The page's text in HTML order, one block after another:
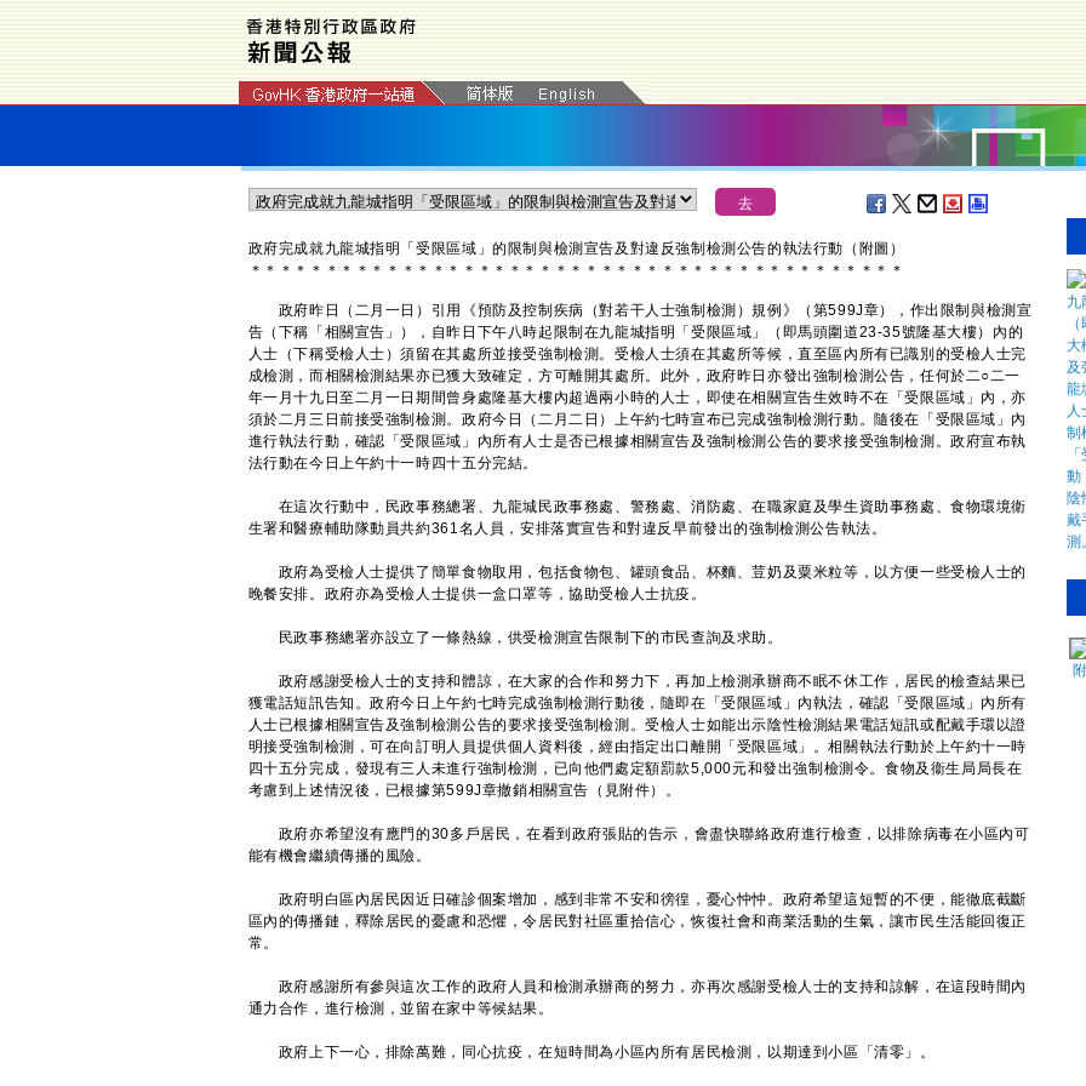
政府完成就九龍城指明「受限區域」的限制與檢測宣告及對違反強制檢測公告的執法行動 （附圖）
＊ ＊ ＊ ＊ ＊ ＊ ＊ ＊ ＊ ＊ ＊ ＊ ＊ ＊ ＊ ＊ ＊ ＊ ＊ ＊ ＊ ＊ ＊ ＊ ＊ ＊ ＊ ＊ ＊ ＊ ＊ ＊ ＊ ＊ ＊ ＊ ＊ ＊ ＊ ＊ ＊ ＊ ＊
政府昨日（二月一日）引用《預防及控制疾病（對若干人士強制檢測）規例》（第599J章），作出限制與檢測宣
告（下稱「相關宣告」），自昨日下午八時起限制在九龍城指明「受限區域」（即馬頭圍道23-35號隆基大樓）內的
人士（下稱受檢人士）須留在其處所並接受強制檢測。受檢人士須在其處所等候，直至區內所有已識別的受檢人士完
成檢測，而相關檢測結果亦已獲大致確定，方可離開其處所。此外，政府昨日亦發出強制檢測公告，任何於二○二一
年一月十九日至二月一日期間曾身處隆基大樓內超過兩小時的人士，即使在相關宣告生效時不在「受限區域」內，亦
須於二月三日前接受強制檢測。政府今日（二月二日）上午約七時宣布已完成強制檢測行動。隨後在「受限區域」內
進行執法行動，確認「受限區域」內所有人士是否已根據相關宣告及強制檢測公告的要求接受強制檢測。政府宣布執
法行動在今日上午約十一時四十五分完結。
​在這次行動中，民政事務總署、九龍城民政事務處、警務處、消防處、在職家庭及學生資助事務處、食物環境衛
生署和醫療輔助隊動員共約361名人員，安排落實宣告和對違反早前發出的強制檢測公告執法。
政府為受檢人士提供了簡單食物取用，包括食物包、罐頭食品、杯麵、荳奶及粟米粒等，以方便一些受檢人士的
晚餐安排。政府亦為受檢人士提供一盒口罩等，協助受檢人士抗疫。
民政事務總署亦設立了一條熱線，供受檢測宣告限制下的市民查詢及求助。
政府感謝受檢人士的支持和體諒，在大家的合作和努力下，再加上檢測承辦商不眠不休工作，居民的檢查結果已
獲電話短訊告知。政府今日上午約七時完成強制檢測行動後，隨即在「受限區域」內執法，確認「受限區域」內所有
人士已根據相關宣告及強制檢測公告的要求接受強制檢測。受檢人士如能出示陰性檢測結果電話短訊或配戴手環以證
明接受強制檢測，可在向訂明人員提供個人資料後，經由指定出口離開「受限區域」。相關執法行動於上午約十一時
四十五分完成，發現有三人未進行強制檢測，已向他們處定額罰款5,000元和發出強制檢測令。食物及衞生局局長在
考慮到上述情況後，已根據第599J章撤銷相關宣告（見附件）。
政府亦希望沒有應門的30多戶居民，在看到政府張貼的告示，會盡快聯絡政府進行檢查，以排除病毒在小區內可
能有機會繼續傳播的風險。
政府明白區內居民因近日確診個案增加，感到非常不安和徬徨，憂心忡忡。政府希望這短暫的不便，能徹底截斷
區內的傳播鏈，釋除居民的憂慮和恐懼，令居民對社區重拾信心，恢復社會和商業活動的生氣，讓市民生活能回復正
常。
政府感謝所有參與這次工作的政府人員和檢測承辦商的努力，亦再次感謝受檢人士的支持和諒解，在這段時間內
通力合作，進行檢測，並留在家中等候結果。
政府上下一心，排除萬難，同心抗疫，在短時間為小區內所有居民檢測，以期達到小區「清零」。